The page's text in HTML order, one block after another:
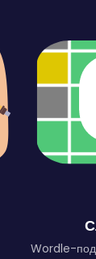
Wordle-